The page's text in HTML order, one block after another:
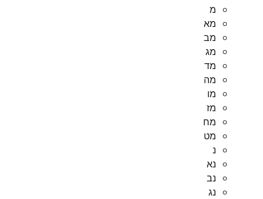
מ
מא
מב
מג
מד
מה
מו
מז
מח
מט
נ
נא
נב
נג